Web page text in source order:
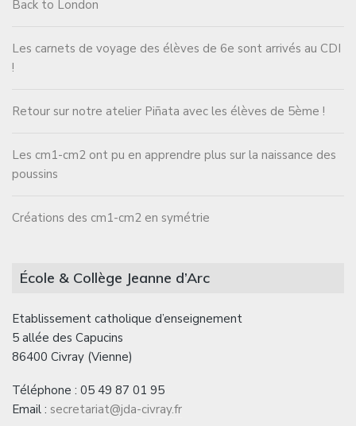
Back to London
Les carnets de voyage des élèves de 6e sont arrivés au CDI
!
Retour sur notre atelier Piñata avec les élèves de 5ème !
Les cm1-cm2 ont pu en apprendre plus sur la naissance des
poussins
Créations des cm1-cm2 en symétrie
École & Collège Jeanne d’Arc
Etablissement catholique d’enseignement
5 allée des Capucins
86400 Civray (Vienne)
Téléphone : 05 49 87 01 95
Email : secretariat@jda-civray.fr